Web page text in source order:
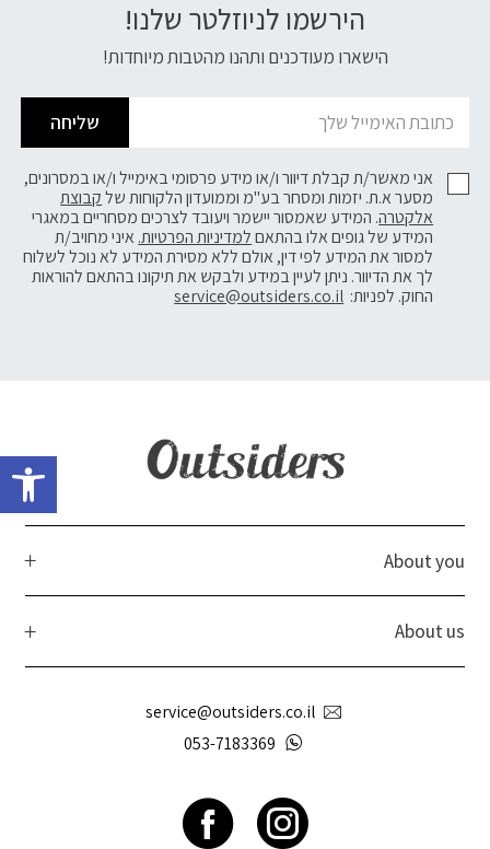
הירשמו לניוזלטר שלנו!
הישארו מעודכנים ותהנו מהטבות מיוחדות!
שליחה
אני מאשר/ת קבלת דיוור ו/או מידע פרסומי באימייל ו/או במסרונים,
מסער א.ת. יזמות ומסחר בע"מ וממועדון הלקוחות שלקבוצת
אלקטרה. המידע שאמסור יישמר ויעובד לצרכים מסחריים במאגרי
המידע של גופים אלו בהתאםלמדיניות הפרטיות. איני מחויב/ת
למסור את המידע לפי דין, אולם ללא מסירת המידע לא נוכל לשלוח
לך את הדיוור. ניתן לעיין במידע ולבקש את תיקונו בהתאם להוראות
החוק. לפניות: service@outsiders.co.il
About you
About us
service@outsiders.co.il
053-7183369